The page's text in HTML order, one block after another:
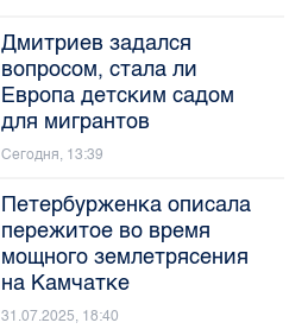
Дмитриев задался
вопросом, стала ли
Европа детским садом
для мигрантов
Сегодня, 13:39
Петербурженка описала
пережитое во время
мощного землетрясения
на Камчатке
31.07.2025, 18:40